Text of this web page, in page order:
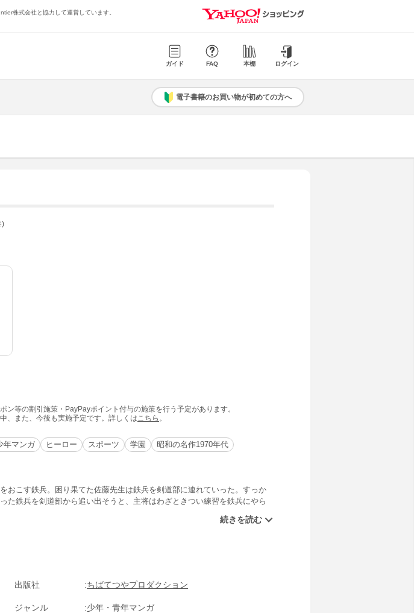
株式会社と協力して運営しています。
ガイド FAQ 本棚 ログイン
電子書籍のお買い物が初めての方へ
)
ン等の割引施策・PayPayポイント付与の施策を行う予定があります。
、また、今後も実施予定です。詳しくは こちら 。
年マンガ ヒーロー スポーツ 学園 昭和の名作1970年代
おこす鉄兵。困り果てた佐藤先生は鉄兵を剣道部に連れていった。すっか
た鉄兵を剣道部から追い出そうと、主将はわざときつい練習を鉄兵にやら
出版社 ちばてつやプロダクション
ジャンル 少年・青年マンガ